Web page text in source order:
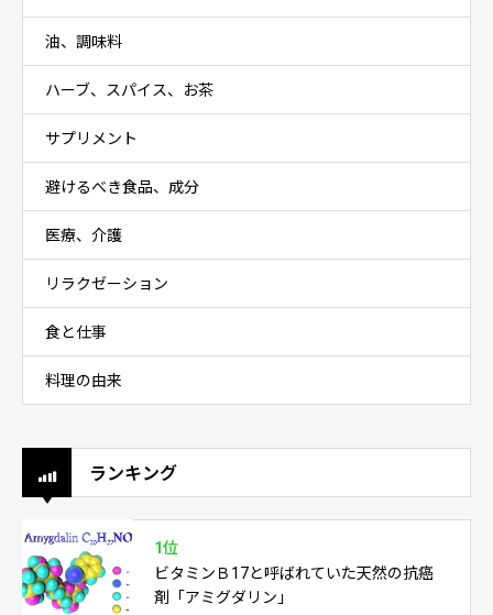
油、調味料
ハーブ、スパイス、お茶
サプリメント
避けるべき食品、成分
医療、介護
リラクゼーション
食と仕事
料理の由来
ランキング
1位
ビタミンＢ17と呼ばれていた天然の抗癌
剤「アミグダリン」